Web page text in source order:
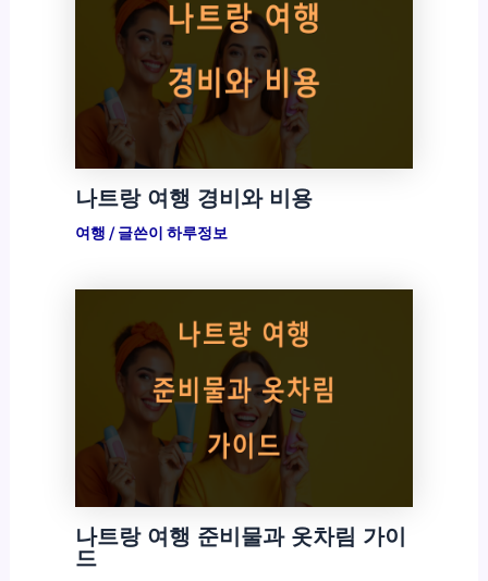
나트랑 여행 경비와 비용
여행 / 글쓴이 하루정보
나트랑 여행 준비물과 옷차림 가이
드